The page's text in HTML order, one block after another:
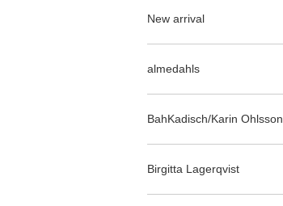
New arrival
almedahls
BahKadisch/Karin Ohlsson
Birgitta Lagerqvist